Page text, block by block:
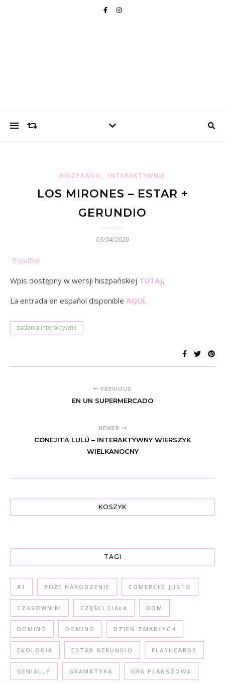
HISZPAŃSKI , INTERAKTYWNIE
LOS MIRONES – ESTAR +
GERUNDIO
03/04/2020
Español
Wpis dostępny w wersji hiszpańskiej TUTAJ.
La entrada en español disponible AQUÍ.
zadania interaktywne
PREVIOUS
EN UN SUPERMERCADO
NEWER
CONEJITA LULÚ – INTERAKTYWNY WIERSZYK
WIELKANOCNY
KOSZYK
TAGI
A1 BOŻE NARODZENIE COMERCIO JUSTO
CZASOWNIKI CZĘŚCI CIAŁA DOM
DOMINÓ DOMINÓ DZIEŃ ZMARŁYCH
EKOLOGIA ESTAR GERUNDIO FLASHCARDS
GENIALLY GRAMATYKA GRA PLANSZOWA